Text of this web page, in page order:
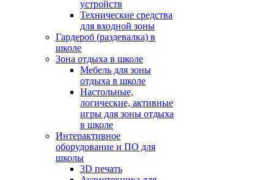
устройств
Технические средства
для входной зоны
Гардероб (раздевалка) в
школе
Зона отдыха в школе
Мебель для зоны
отдыха в школе
Настольные,
логические, активные
игры для зоны отдыха
в школе
Интерактивное
оборудование и ПО для
школы
3D печать